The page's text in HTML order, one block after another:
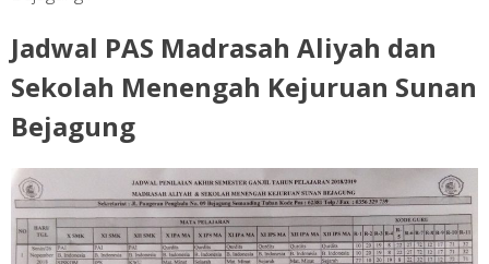
Jadwal PAS Madrasah Aliyah dan
Sekolah Menengah Kejuruan Sunan
Bejagung